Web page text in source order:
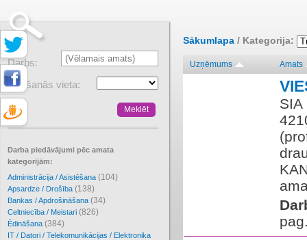
Darbs:
Atrašanās vieta:
Darba piedāvājumi pēc amata
kategorijām:
Administrācija / Asistēšana (104)
Apsardze / Drošība (138)
Bankas / Apdrošināšana (34)
Celtniecība / Meistari (826)
Ēdināšana (384)
IT / Datori / Telekomunikācijas / Elektronika
Sākumlapa / Kategorija:
Uzņēmums Amats
SIA